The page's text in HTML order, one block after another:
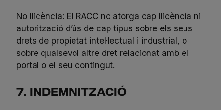
No llicència: El RACC no atorga cap llicència ni
autorització d’ús de cap tipus sobre els seus
drets de propietat intel·lectual i industrial, o
sobre qualsevol altre dret relacionat amb el
portal o el seu contingut.
7. INDEMNITZACIÓ